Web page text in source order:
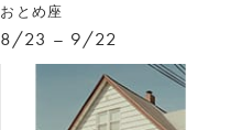
おとめ座
8/23 – 9/22